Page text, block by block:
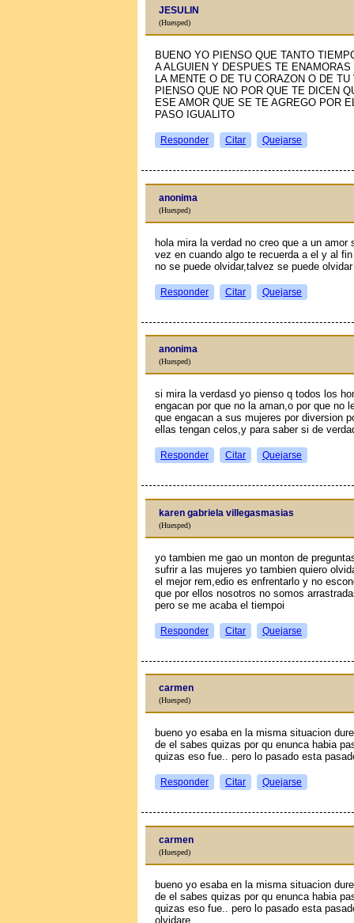
JESULIN
(Huesped)
BUENO YO PIENSO QUE TANTO
A ALGUIEN Y DESPUES TE
LA MENTE O DE TU CORAZON O DE
PIENSO QUE NO POR QUE TE DICEN
ESE AMOR QUE SE TE AGREGO POR
PASO IGUALITO
Responder Citar Quejarse
anonima
(Huesped)
hola mira la verdad no creo que a un amor
vez en cuando algo te recuerda a el y al
no se puede olvidar,talvez se puede
Responder Citar Quejarse
anonima
(Huesped)
si mira la verdasd yo pienso q todos los
engaсan por que no la aman,o por que no
que engaсan a sus mujeres por diversion
ellas tengan celos,y para saber si de
Responder Citar Quejarse
karen gabriela villegasmasias
(Huesped)
yo tambien me gao un monton de
sufrir a las mujeres yo tambien quiero
el mejor rem,edio es enfrentarlo y no
que por ellos nosotros no somos
pero se me acaba el tiempoi
Responder Citar Quejarse
carmen
(Huesped)
bueno yo esaba en la misma situacion
de el sabes quizas por qu enunca habia
quizas eso fue.. pero lo pasado esta
Responder Citar Quejarse
carmen
(Huesped)
bueno yo esaba en la misma situacion
de el sabes quizas por qu enunca habia
quizas eso fue.. pero lo pasado esta
olvidare